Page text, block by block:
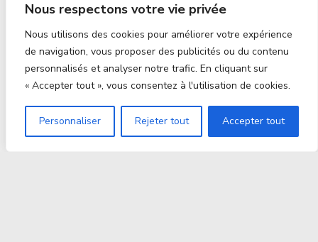
Nous respectons votre vie privée
Nous utilisons des cookies pour améliorer votre expérience
de navigation, vous proposer des publicités ou du contenu
personnalisés et analyser notre trafic. En cliquant sur
« Accepter tout », vous consentez à l'utilisation de cookies.
Personnaliser Rejeter tout Accepter tout